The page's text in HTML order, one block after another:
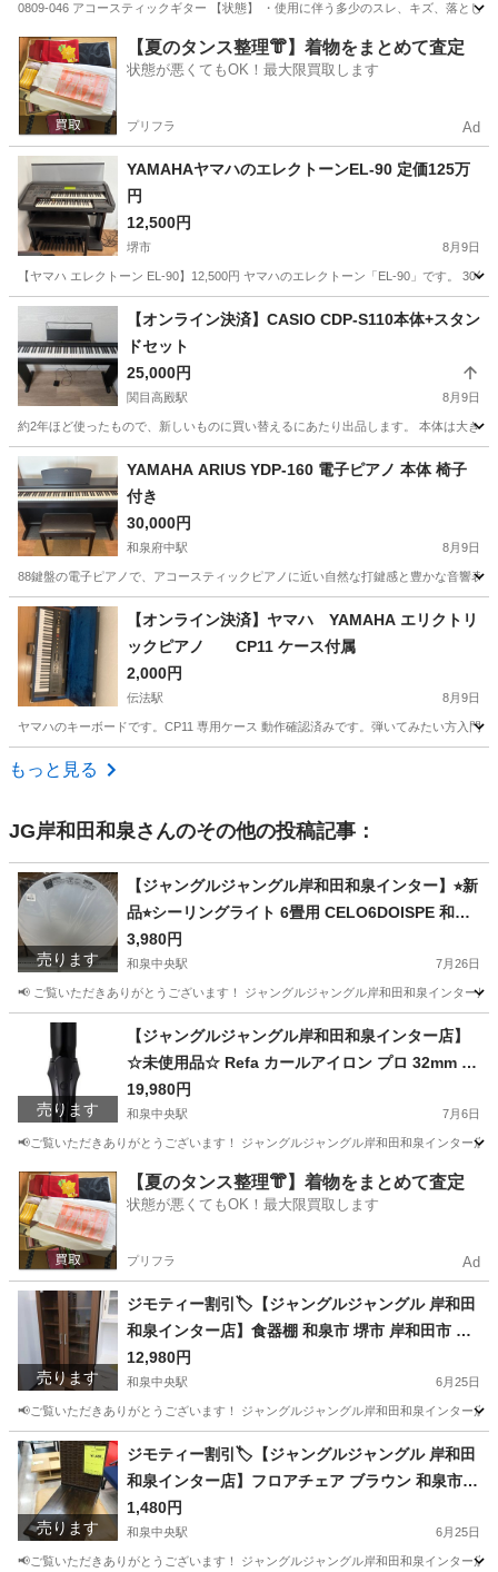
0809-046 アコースティックギター 【状態】 ・使用に伴う多少のスレ、キズ、落と
大阪 松原市 弦楽器、ギター アコースティックギター
【夏のタンス整理👘】着物をまとめて査定
状態が悪くてもOK！最大限買取します
プリフラ Ad
YAMAHAヤマハのエレクトーンEL-90 定価125万
円
12,500円
堺市 8月9日
【ヤマハ エレクトーン EL-90】12,500円 ヤマハのエレクトーン「EL-90」です。 30
大阪 堺市 鍵盤楽器、ピアノ
【オンライン決済】CASIO CDP-S110本体+スタン
ドセット
25,000円
関目高殿駅 8月9日
約2年ほど使ったもので、新しいものに買い替えるにあたり出品します。 本体は大き
大阪 大阪市 鍵盤楽器、ピアノ
YAMAHA ARIUS YDP-160 電子ピアノ 本体 椅子
付き
30,000円
和泉府中駅 8月9日
88鍵盤の電子ピアノで、アコースティックピアノに近い自然な打鍵感と豊かな音響表
大阪 泉大津市 和泉府中駅 鍵盤楽器、ピアノ
【オンライン決済】ヤマハ YAMAHA エリクトリ
ックピアノ CP11 ケース付属
2,000円
伝法駅 8月9日
ヤマハのキーボードです。CP11 専用ケース 動作確認済みです。弾いてみたい方入門
大阪 大阪市
もっと見る
JG岸和田和泉さんのその他の投稿記事：
売ります
【ジャングルジャングル岸和田和泉インター】⭐︎新
品⭐︎シーリングライト 6畳用 CELO6DOISPE 和泉
市 堺市 岸和田市 泉大津市 高石市 泉北郡熊取町
3,980円
和泉中央駅 7月26日
📢 ご覧いただきありがとうございます！ ジャングルジャングル岸和田和泉インター
大阪 和泉中央駅 生活家電 ジャングル
売ります
【ジャングルジャングル岸和田和泉インター店】
☆未使用品☆ Refa カールアイロン プロ 32mm M
TG RE-AW-03A ブラック ヘアアイロン 家電 和泉
市 堺市 岸和田市 泉大津市 高石市 泉北郡熊取町
19,980円
和泉中央駅 7月6日
📢ご覧いただきありがとうございます！ ジャングルジャングル岸和田和泉インター
大阪 和泉市 和泉中央駅 生活家電 ジャングル
【夏のタンス整理👘】着物をまとめて査定
状態が悪くてもOK！最大限買取します
プリフラ Ad
売ります
ジモティー割引🏷️【ジャングルジャングル 岸和田
和泉インター店】食器棚 和泉市 堺市 岸和田市 泉
大津市 高石市 泉北郡熊取町
12,980円
和泉中央駅 6月25日
📢ご覧いただきありがとうございます！ ジャングルジャングル岸和田和泉インター
大阪 和泉市 収納家具 ジャングル
売ります
ジモティー割引🏷️【ジャングルジャングル 岸和田
和泉インター店】フロアチェア ブラウン 和泉市
堺市 岸和田市 泉大津市 高石市 泉北郡熊取町
1,480円
和泉中央駅 6月25日
📢ご覧いただきありがとうございます！ ジャングルジャングル岸和田和泉インター